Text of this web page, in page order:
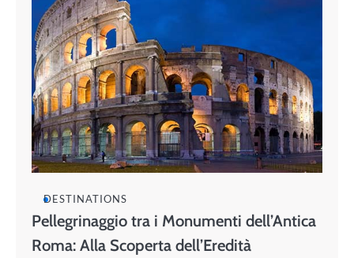
DESTINATIONS
Pellegrinaggio tra i Monumenti dell’Antica
Roma: Alla Scoperta dell’Eredità